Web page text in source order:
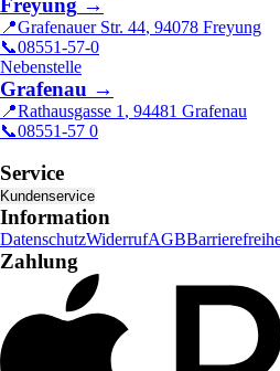
Freyung →
📍Grafenauer Str. 44, 94078 Freyung
📞08551-57-0
Nebenstelle
Grafenau →
📍Rathausgasse 1 , 94481 Grafenau
📞08551-57 0
Service
Kundenservice
Information
DatenschutzWiderrufAGB
Zahlung